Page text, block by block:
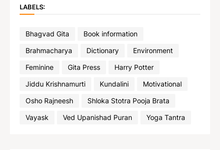
LABELS:
Bhagvad Gita
Book information
Brahmacharya
Dictionary
Environment
Feminine
Gita Press
Harry Potter
Jiddu Krishnamurti
Kundalini
Motivational
Osho Rajneesh
Shloka Stotra Pooja Brata
Vayask
Ved Upanishad Puran Yoga Tantra